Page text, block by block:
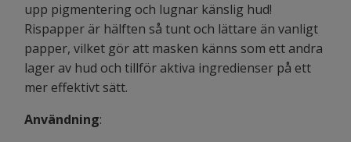
upp pigmentering och lugnar känslig hud!
Rispapper är hälften så tunt och lättare än vanligt
papper, vilket gör att masken känns som ett andra
lager av hud och tillför aktiva ingredienser på ett
mer effektivt sätt.
Användning: